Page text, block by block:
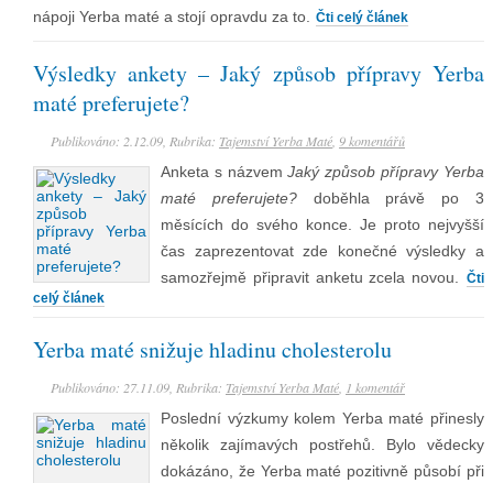
nápoji Yerba maté a stojí opravdu za to.
Čti celý článek
Výsledky ankety – Jaký způsob přípravy Yerba
maté preferujete?
Publikováno: 2.12.09, Rubrika: Tajemství Yerba Maté 9 komentářů
Anketa s názvemJaký způsob přípravy Yerba
maté preferujete?doběhla právě po 3
měsících do svého konce. Je proto nejvyšší
čas zaprezentovat zde konečné výsledky a
samozřejmě připravit anketu zcela novou.
Čti
celý článek
Yerba maté snižuje hladinu cholesterolu
Publikováno: 27.11.09, Rubrika: Tajemství Yerba Maté 1 komentář
Poslední výzkumy kolem Yerba maté přinesly
několik zajímavých postřehů. Bylo vědecky
dokázáno, že Yerba maté pozitivně působí při